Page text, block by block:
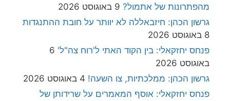
מהפתרונות של אתמול? 9 באוגוסט 2026
גרשון הכהן: חיזבאללה לא יוותר על חובת ההתנגדות
8 באוגוסט 2026
פנחס יחזקאלי: בין הקוד האתי ל'רוח צה"ל' 6
באוגוסט 2026
גרשון הכהן: ממלכתיות, צו השעה! 4 באוגוסט 2026
פנחס יחזקאלי: אוסף המאמרים על שרידותן של